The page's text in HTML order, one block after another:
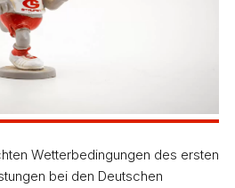
Wetterbedingungen des ersten
bei den Deutschen